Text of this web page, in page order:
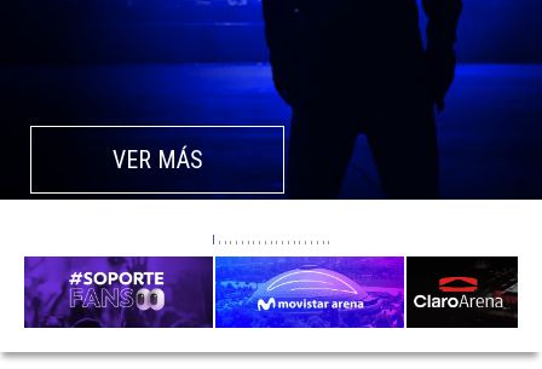
VER MÁS